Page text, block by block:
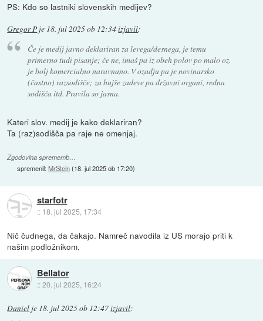
PS: Kdo so lastniki slovenskih medijev?
Gregor P je 18. jul 2025 ob 12:34izjavil:
Če je medij javno deklariran za levega/desnega, je temu
primerno tudi pisanje; če ne, imaš pa iz obeh polov po malo oz.
je bolj komercialno naravnano. V ozadju pa je novinarsko
(častno) razsodišče; za hujše zadeve pa državni organi, redna
sodišča itd. Pravila so jasna.
Kateri slov. medij je kako deklariran?
Ta (raz)sodišča pa raje ne omenjaj.
Zgodovina sprememb…
spremenil:MrStein(18. jul 2025 ob 17:20)
starfotr
:: 18. jul 2025, 17:34
Nič čudnega, da čakajo. Namreč navodila iz US morajo priti k
našim podložnikom.
Bellator
::20. jul 2025, 16:24
Daniel je 18. jul 2025 ob 12:47izjavil: